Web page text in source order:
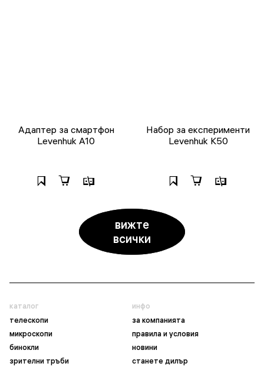
Адаптер за смартфон
Levenhuk A10
Набор за експерименти
Levenhuk K50
вижте
всички
каталог
телескопи
микроскопи
бинокли
зрителни тръби
инфо
за компанията
правила и условия
новини
станете дилър